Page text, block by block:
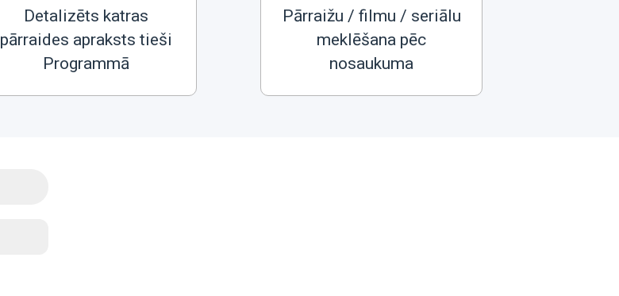
Detalizēts katras
pārraides apraksts tieši
Programmā
Pārraižu / filmu / seriālu
meklēšana pēc
nosaukuma